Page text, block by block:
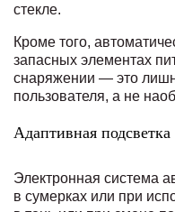
стекле.
Кроме того,
запасных элементах
снаряжении — это
пользователя, а не
Адаптивная
Электронная система
в сумерках или при